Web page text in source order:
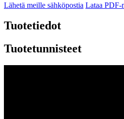
Lähetä meille sähköpostia Lataa PDF-
Tuotetiedot
Tuotetunnisteet